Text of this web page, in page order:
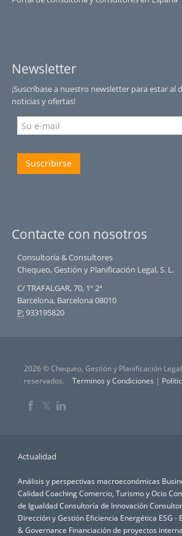
Newsletter
¡Suscríbase a nuestro newsletter para estar al
noticias y ofertas!
Suscribirse
Contacte con nosotros
Consultoría & Consultores
Chequeo, Gestión y Planificación Legal, S. L.
C/ TRAFALGAR, 70, 1º 2ª
Barcelona, Barcelona 08010
P:933195820
2026 © Chequeo, Gestión y Planificación
reservados.
Terminos y Condiciones |
𝕏
Actualidad
Análisis y perspectivas macroeconómicas
CalidadCoachingComercio, Turismo y Ocio
de IgualdadConsultoría de Innovación
Dirección y Gestión Eficiencia Energética ESG -
& Governance Financiación de proyectos